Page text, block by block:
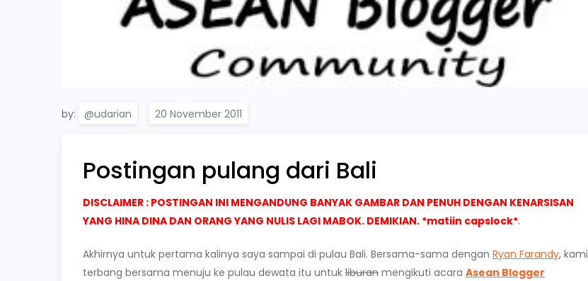
by: @udarian
Postingan pulang dari Bali
DISCLAIMER : POSTINGAN INI MENGANDUNG BANYAK GAMBAR DAN PENUH DENGAN KENARSISAN
YANG HINA DINA DAN ORANG YANG NULIS LAGI MABOK. DEMIKIAN. *matiin capslock*.
Akhirnya untuk pertama kalinya saya sampai di pulau Bali. Bersama-sama dengan Ryan Farandy, kami
terbang bersama menuju ke pulau dewata itu untuk liburan mengikuti acara Asean Blogger